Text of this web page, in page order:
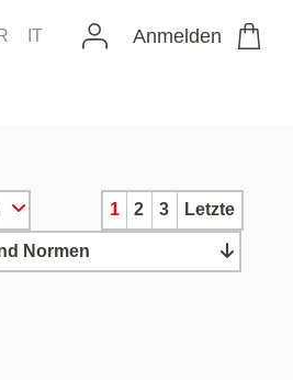
IT Anmelden
1 2 3 Letzte
Normen